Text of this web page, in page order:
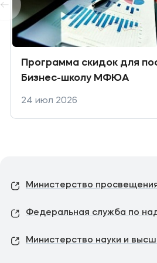
Программа скидок для
Бизнес-школу МФЮА
24 июл 2026
Министерство
Министерство науки и